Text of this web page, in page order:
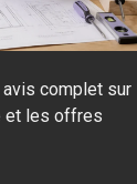
avis complet sur
et les offres